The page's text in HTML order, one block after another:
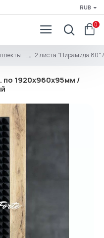
RUB
0
2 листа "Пирамида 80"
по 1920х960х95мм /